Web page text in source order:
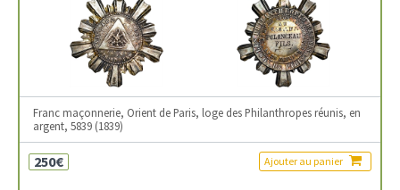
Franc maçonnerie, Orient de Paris, loge des Philanthropes réunis, en
argent, 5839 (1839)
250€ Ajouter au panier